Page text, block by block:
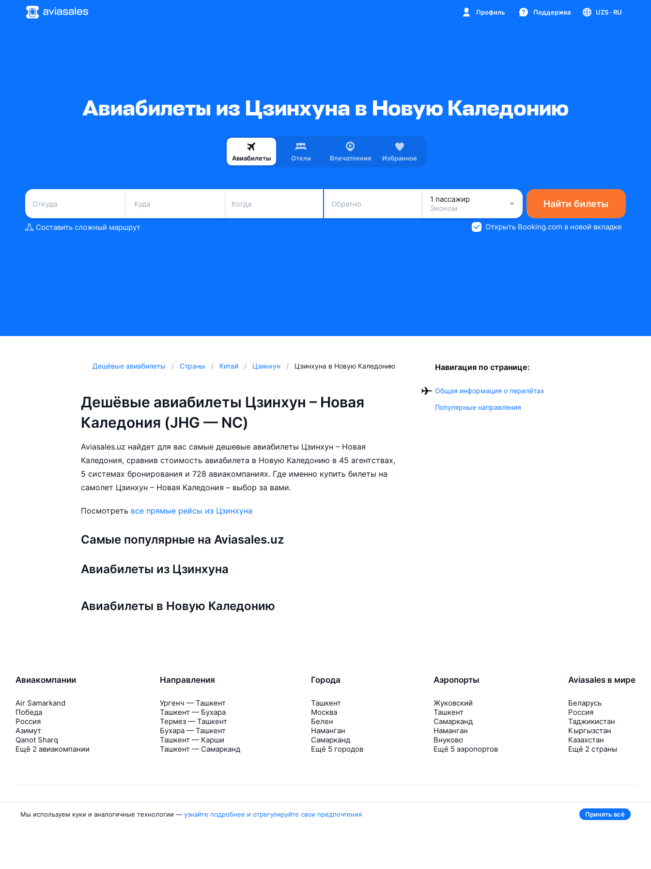
Профиль Поддержка UZS · RU
Авиабилеты из Цзинхуна в Новую Каледонию
Авиабилеты Отели Впечатления Избранное
Когда Обратно
1 пассажир
Эконом
Найти билеты
Составить сложный маршрут Открыть Booking.com в новой вкладке
Дешёвые авиабилеты Страны Китай Цзинхун Цзинхуна в Новую Каледонию
Дешёвые авиабилеты Цзинхун – Новая
Каледония (JHG — NC)
Aviasales.uz найдет для вас самые дешевые авиабилеты Цзинхун – Новая
Каледония, сравнив стоимость авиабилета в Новую Каледонию в 45 агентствах,
5 системах бронирования и 728 авиакомпаниях. Где именно купить билеты на
самолет Цзинхун – Новая Каледония – выбор за вами.
Посмотреть все прямые рейсы из Цзинхуна
Самые популярные на Aviasales.uz
Авиабилеты из Цзинхуна
Авиабилеты в Новую Каледонию
Навигация по странице:
Общая информация о перелётах
Популярные направления
Авиакомпании
Air Samarkand
Победа
Россия
Азимут
Qanot Sharq
Ещё 2 авиакомпании
Направления
Ургенч — Ташкент
Ташкент — Бухара
Термез — Ташкент
Бухара — Ташкент
Ташкент — Карши
Ташкент — Самарканд
Города
Ташкент
Москва
Белен
Наманган
Самарканд
Ещё 5 городов
Аэропорты
Жуковский
Ташкент
Самарканд
Наманган
Внуково
Ещё 5 аэропортов
Aviasales в мире
Беларусь
Россия
Таджикистан
Кыргызстан
Казахстан
Ещё 2 страны
Об Авиасейлс
Мы используем куки и аналогичные технологии — узнайте подробнее и отрегулируйте свои предпочтения Принять всё